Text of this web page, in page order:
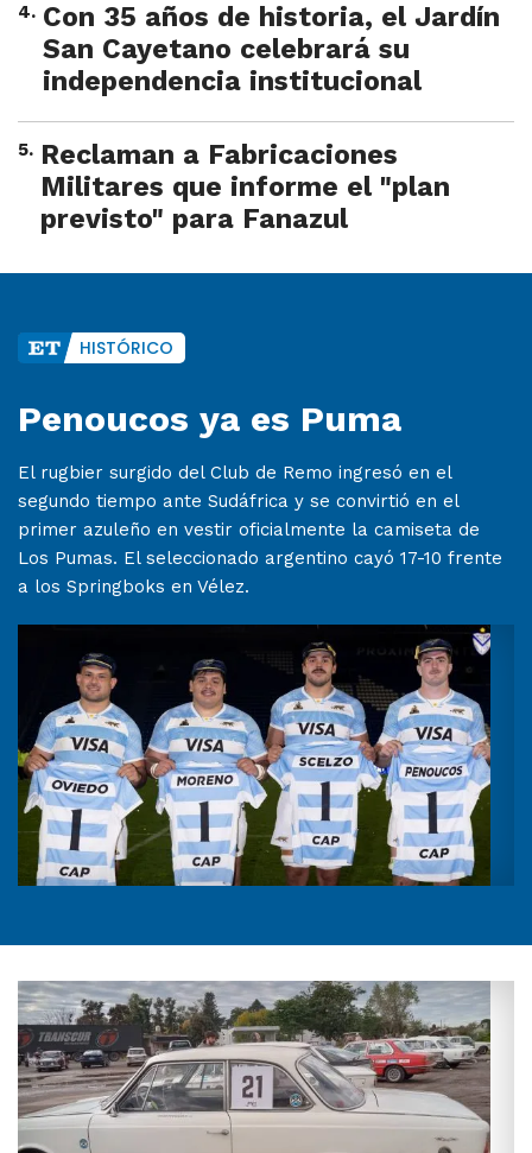
4. Con 35 años de historia, el Jardín
San Cayetano celebrará su
independencia institucional
5. Reclaman a Fabricaciones
Militares que informe el "plan
previsto" para Fanazul
HISTÓRICO
Penoucos ya es Puma
El rugbier surgido del Club de Remo ingresó en el
segundo tiempo ante Sudáfrica y se convirtió en el
primer azuleño en vestir oficialmente la camiseta de
Los Pumas. El seleccionado argentino cayó 17-10 frente
a los Springboks en Vélez.